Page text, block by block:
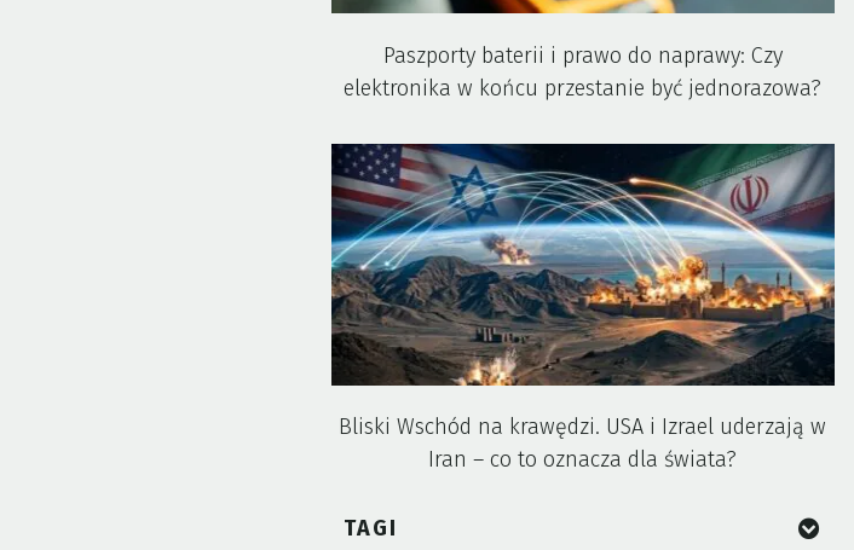
Paszporty baterii i prawo do naprawy: Czy
elektronika w końcu przestanie być jednorazowa?
Bliski Wschód na krawędzi. USA i Izrael uderzają w
Iran – co to oznacza dla świata?
TAGI